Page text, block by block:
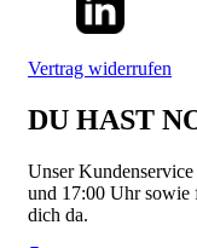
Vertrag widerrufen
DU HAST
Unser
und 17:00 Uhr sowie
dich da.